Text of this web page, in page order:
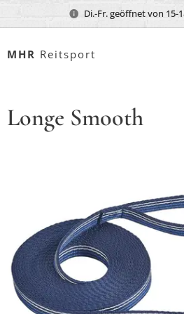
Di.-Fr. geöffnet von 15-
MHR Reitsport
Longe Smooth